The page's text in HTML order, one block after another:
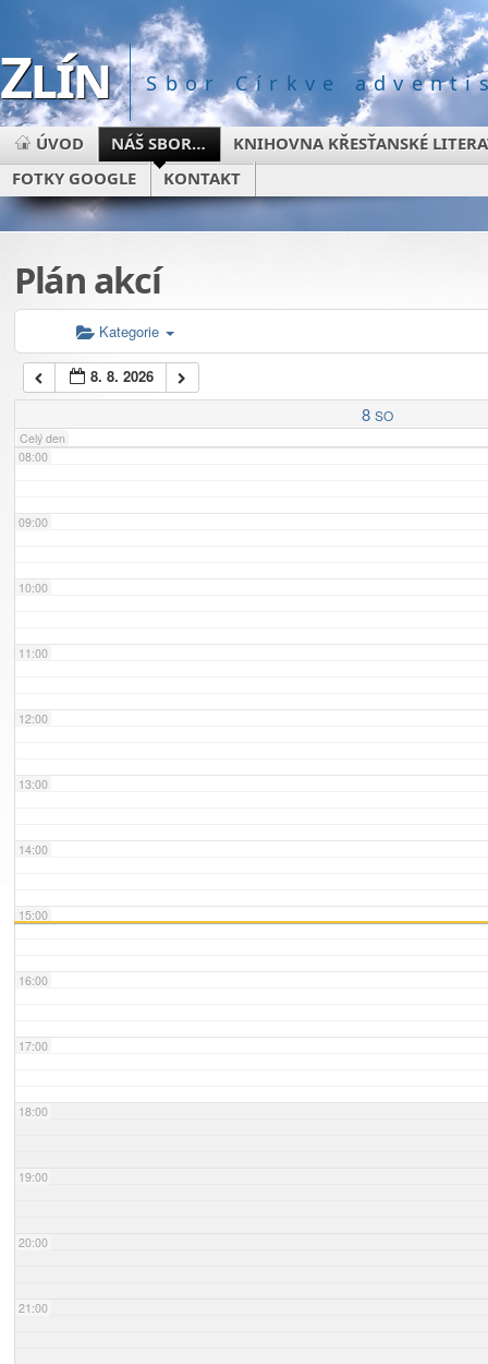
Zlín Sbor Církve
ÚVOD NÁŠ SBOR…
KNIHOVNA KŘESŤANSKÉ
FOTKY GOOGLE
KONTAKT
Plán akcí
Kategorie
8. 8. 2026
8 SO
Celý den
02:00
03:00
04:00
07:00
08:00
09:00
10:00
11:00
12:00
13:00
14:00
15:00
16:00
17:00
18:00
19:00
20:00
21:00